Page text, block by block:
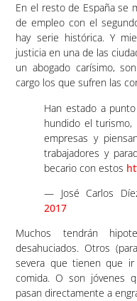
En el resto de España se
de empleo con el
hay serie histórica. Y
justicia en una de las
un abogado carísimo,
cargo los que sufren las
Han estado a
hundido el turismo,
empresas y
trabajadores y
becario con estos
— José Carlos
2017
Muchos tendrán
desahuciados. Otros
severa que tienen que
comida. O son jóvenes
pasan directamente a